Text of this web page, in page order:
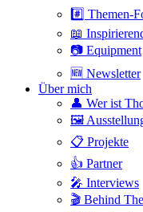
#️⃣ Themen-
📖
📷 Equipment
🆕 Newsletter
Über mich
👤 Wer ist
🖼
📋 Projekte
👍 Partner
🎤 Interviews
🎬 Behind